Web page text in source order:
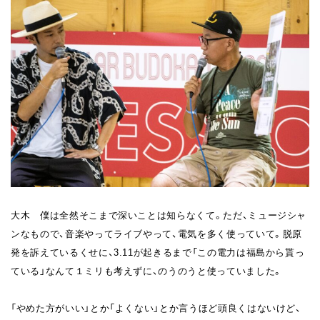
大木 僕は全然そこまで深いことは知らなくて。ただ、ミュージシャ
ンなもので、音楽やってライブやって、電気を多く使っていて。脱原
発を訴えているくせに、3.11が起きるまで「この電力は福島から貰っ
ている」なんて１ミリも考えずに、のうのうと使っていました。
「やめた方がいい」とか「よくない」とか言うほど頭良くはないけど、